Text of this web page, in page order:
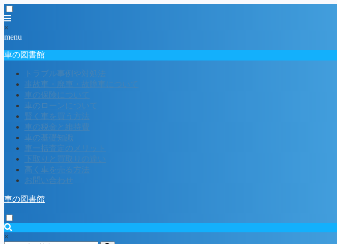
×
menu
車の図書館
トラブル事例や対処法
事故車・廃車・故障車について
車の保険について
車のローンについて
賢く車を買う方法
車の税金と維持費
車の基礎知識
車一括査定のメリット
下取りと買取りの違い
高く車を売る方法
お問い合わせ
車の図書館
×